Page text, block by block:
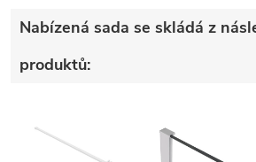
Nabízená sada se skládá z
produktů: